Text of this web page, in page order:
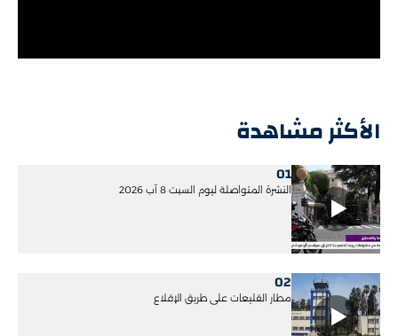
الأكثر مشاهدة
01
النشرة المتواصلة ليوم السبت 8 آب 2026
02
مطار القليعات على طريق الإقلاع